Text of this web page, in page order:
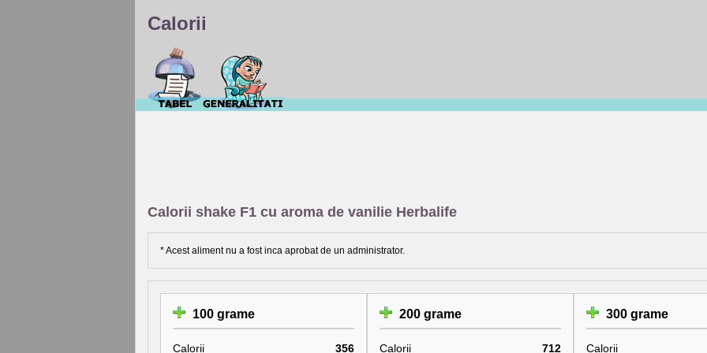
Calorii
Calorii shake F1 cu aroma de vanilie Herbalife
* Acest aliment nu a fost inca aprobat de un administrator.
100 grame
Calorii 356
200 grame
Calorii 712
300 grame
Calorii